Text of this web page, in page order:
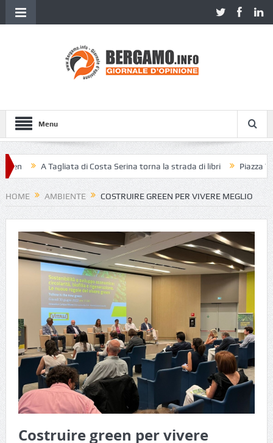
Menu
A Tagliata di Costa Serina torna la strada di libri Piazza Vecchia
HOME AMBIENTE COSTRUIRE GREEN PER VIVERE MEGLIO
Costruire green per vivere